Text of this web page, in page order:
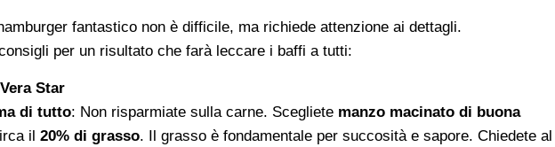
fantastico non è difficile, ma richiede attenzione ai dettagli.
per un risultato che farà leccare i baffi a tutti:
Star
di tutto: Non risparmiate sulla carne. Scegliete manzo macinato di buona
il 20% di grasso. Il grasso è fondamentale per succosità e sapore. Chiedete al